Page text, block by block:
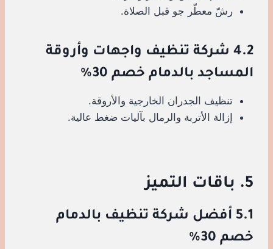
رشّ معطّر جو قبل الصلاة.
4.2 شركة تنظيف واجهات وأروقة
المساجد بالدمام خصم 30%
تنظيف الجدران الخارجية والأروقة.
إزالة الأتربة والرمال بآليات ضغط عالية.
5. باقات التميز
5.1 أفضل شركة تنظيف بالدمام
خصم 30%